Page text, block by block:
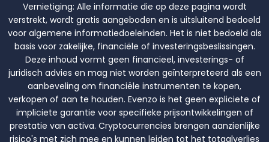
Vernietiging: Alle informatie die op deze pagina wordt
verstrekt, wordt gratis aangeboden en is uitsluitend bedoeld
voor algemene informatiedoeleinden. Het is niet bedoeld als
basis voor zakelijke, financiële of investeringsbeslissingen.
Deze inhoud vormt geen financieel, investerings- of
juridisch advies en mag niet worden geïnterpreteerd als een
aanbeveling om financiële instrumenten te kopen,
verkopen of aan te houden. Evenzo is het geen expliciete of
impliciete garantie voor specifieke prijsontwikkelingen of
prestatie van activa. Cryptocurrencies brengen aanzienlijke
risico's met zich mee en kunnen leiden tot het totaalverlies